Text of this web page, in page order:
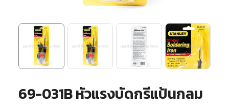
69-031B หัวแรงบัดกรีแป้นกลม